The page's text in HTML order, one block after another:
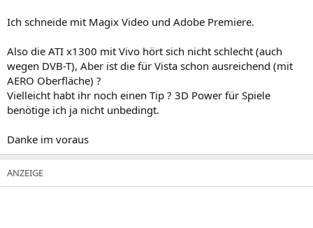
Ich schneide mit Magix Video und Adobe Premiere.
Also die ATI x1300 mit Vivo hört sich nicht schlecht (auch
wegen DVB-T), Aber ist die für Vista schon ausreichend (mit
AERO Oberfläche) ?
Vielleicht habt ihr noch einen Tip ? 3D Power für Spiele
benötige ich ja nicht unbedingt.
Danke im voraus